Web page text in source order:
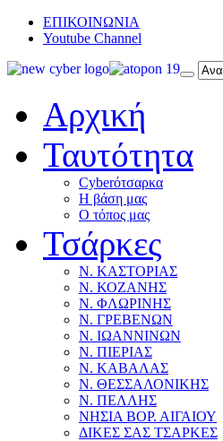
ΕΠΙΚΟΙΝΩΝΙΑ
Youtube Channel
Αρχική
Ταυτότητα
Cyberότσαρκα
Η βάση μας
Ο τόπος μας
Τσάρκες
Ν. ΚΑΣΤΟΡΙΑΣ
Ν. ΚΟΖΑΝΗΣ
Ν. ΦΛΩΡΙΝΗΣ
Ν. ΓΡΕΒΕΝΩΝ
Ν. ΙΩΑΝΝΙΝΩΝ
Ν. ΠΙΕΡΙΑΣ
Ν. ΚΑΒΑΛΑΣ
Ν. ΘΕΣΣΑΛΟΝΙΚΗΣ
Ν. ΠΕΛΛΗΣ
ΝΗΣΙΑ ΒΟΡ. ΑΙΓΑΙΟΥ
ΔΙΚΕΣ ΣΑΣ ΤΣΑΡΚΕΣ